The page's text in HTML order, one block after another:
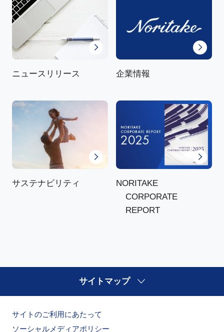
ニュースリリース 企業情報
サステナビリティ
NORITAKE
CORPORATE
REPORT
サイトマップ
サイトのご利用にあたって
ソーシャルメディアポリシー